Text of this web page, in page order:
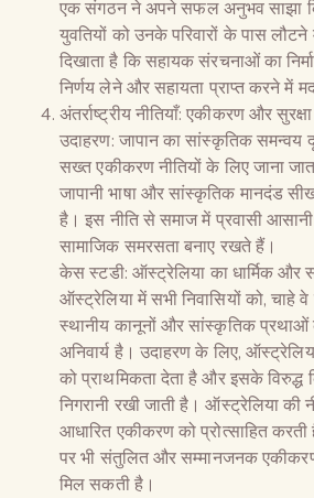
एक संगठन ने अपने सफल अनुभव साझा
युवतियों को उनके परिवारों के पास
दिखाता है कि सहायक संरचनाओं का
निर्णय लेने और सहायता प्राप्त करने में
अंतर्राष्ट्रीय नीतियाँ: एकीकरण और सुरक्षा
उदाहरण: जापान का सांस्कृतिक समन्वय
सख्त एकीकरण नीतियों के लिए जाना
जापानी भाषा और सांस्कृतिक मानदंड
है। इस नीति से समाज में प्रवासी
सामाजिक समरसता बनाए रखते हैं।
केस स्टडी: ऑस्ट्रेलिया का धार्मिक और
ऑस्ट्रेलिया में सभी निवासियों को, चाहे वे
स्थानीय कानूनों और सांस्कृतिक प्रथाओं
अनिवार्य है। उदाहरण के लिए,
को प्राथमिकता देता है और इसके विरुद्ध
निगरानी रखी जाती है। ऑस्ट्रेलिया की
आधारित एकीकरण को प्रोत्साहित
पर भी संतुलित और सम्मानजनक
मिल सकती है।